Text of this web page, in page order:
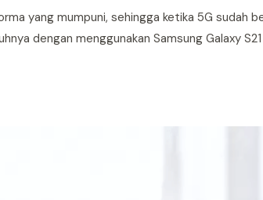
yang mumpuni, sehingga ketika 5G sudah
dengan menggunakan Samsung Galaxy